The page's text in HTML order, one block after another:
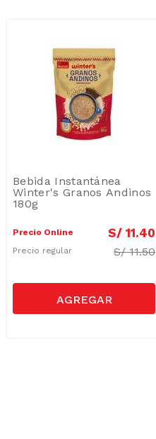
Bebida Instantánea
Winter's Granos Andinos
180g
Precio Online S/ 11.40
Precio regular S/11.50